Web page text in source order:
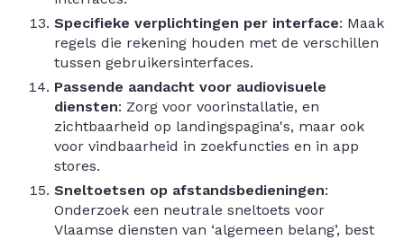
Specifieke verplichtingen per interface: Maak
regels die rekening houden met de verschillen
tussen gebruikersinterfaces.
Passende aandacht voor audiovisuele
diensten: Zorg voor voorinstallatie, en
zichtbaarheid op landingspagina's, maar ook
voor vindbaarheid in zoekfuncties en in app
stores.
Sneltoetsen op afstandsbedieningen:
Onderzoek een neutrale sneltoets voor
Vlaamse diensten van ‘algemeen belang’, best